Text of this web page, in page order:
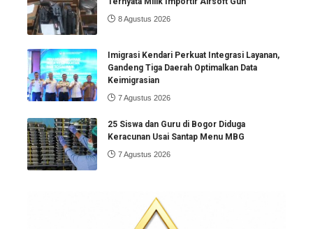
8 Agustus 2026
Imigrasi Kendari Perkuat Integrasi Layanan,
Gandeng Tiga Daerah Optimalkan Data
Keimigrasian
7 Agustus 2026
25 Siswa dan Guru di Bogor Diduga
Keracunan Usai Santap Menu MBG
7 Agustus 2026